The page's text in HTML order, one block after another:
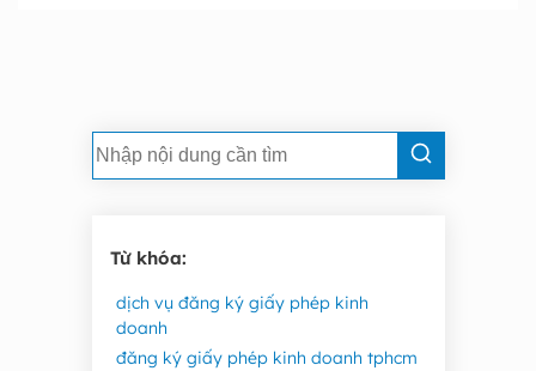
Từ khóa:
dịch vụ đăng ký giấy phép kinh
doanh
đăng ký giấy phép kinh doanh tphcm